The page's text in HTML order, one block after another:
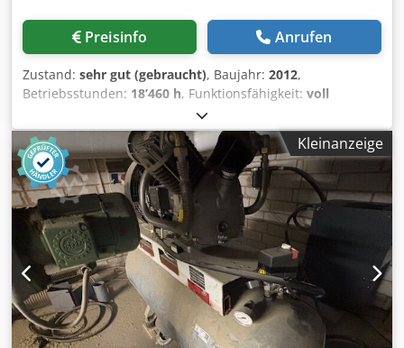
Preisinfo Anrufen
Zustand: sehr gut (gebraucht), Baujahr: 2012,
Betriebsstunden: 18’460 h, Funktionsfähigkeit: voll
, Schraubenkompressor Alup SCK25-10
18,50 kW 10 bar 2,62 m3/min Dedpfxey Nmg Ns Aixjck
Baujahr: 2012 Betriebsstunden: 18.460
Kleinanzeige